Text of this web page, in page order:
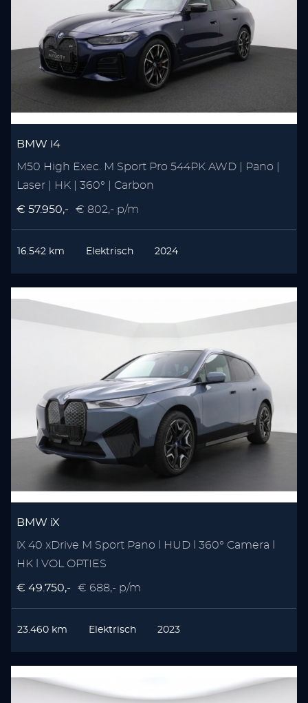
BMW i4
M50 High Exec. M Sport Pro 544PK AWD | Pano |
Laser | HK | 360° | Carbon
€ 57.950,- € 802,- p/m
16.542 km Elektrisch 2024
BMW iX
iX 40 xDrive M Sport Pano l HUD l 360° Camera l
HK l VOL OPTIES
€ 49.750,- € 688,- p/m
23.460 km Elektrisch 2023